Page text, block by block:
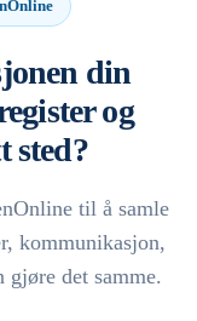
din
og
sted?
til å samle
kommunikasjon,
gjøre det samme.